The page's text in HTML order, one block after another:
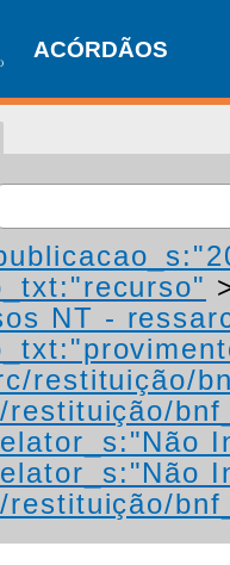
ACÓRDÃOS
NT -
restituição/
restituição/
restituição/